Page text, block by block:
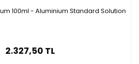
100ml - Aluminium Standard Solution
2.327,50 TL